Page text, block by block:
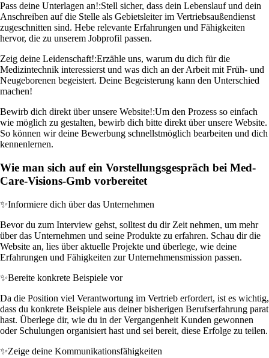
Pass deine Unterlagen an!:Stell sicher, dass dein Lebenslauf und dein
Anschreiben auf die Stelle als Gebietsleiter im Vertriebsaußendienst
zugeschnitten sind. Hebe relevante Erfahrungen und Fähigkeiten
hervor, die zu unserem Jobprofil passen.
Zeig deine Leidenschaft!:Erzähle uns, warum du dich für die
Medizintechnik interessierst und was dich an der Arbeit mit Früh- und
Neugeborenen begeistert. Deine Begeisterung kann den Unterschied
machen!
Bewirb dich direkt über unsere Website!:Um den Prozess so einfach
wie möglich zu gestalten, bewirb dich bitte direkt über unsere Website.
So können wir deine Bewerbung schnellstmöglich bearbeiten und dich
kennenlernen.
Wie man sich auf ein Vorstellungsgespräch bei Med-
Care-Visions-Gmb vorbereitet
✨Informiere dich über das Unternehmen
Bevor du zum Interview gehst, solltest du dir Zeit nehmen, um mehr
über das Unternehmen und seine Produkte zu erfahren. Schau dir die
Website an, lies über aktuelle Projekte und überlege, wie deine
Erfahrungen und Fähigkeiten zur Unternehmensmission passen.
✨Bereite konkrete Beispiele vor
Da die Position viel Verantwortung im Vertrieb erfordert, ist es wichtig,
dass du konkrete Beispiele aus deiner bisherigen Berufserfahrung parat
hast. Überlege dir, wie du in der Vergangenheit Kunden gewonnen
oder Schulungen organisiert hast und sei bereit, diese Erfolge zu teilen.
✨Zeige deine Kommunikationsfähigkeiten